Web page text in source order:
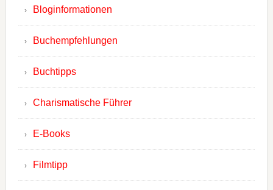
Bloginformationen
Buchempfehlungen
Buchtipps
Charismatische Führer
E-Books
Filmtipp